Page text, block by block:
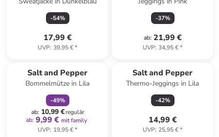
-54%
17,99 €
UVP: 39,95 €*
-37%
ab: 21,99 €
UVP: 34,95 €*
Salt and Pepper
Bommelmütze in Lila
-49%
ab: 10,99 €regulär
ab: 9,99 € mit family
UVP: 19,95 €*
Salt and Pepper
Thermo-Jeggings in Lila
-42%
14,99 €
UVP: 25,95 €*